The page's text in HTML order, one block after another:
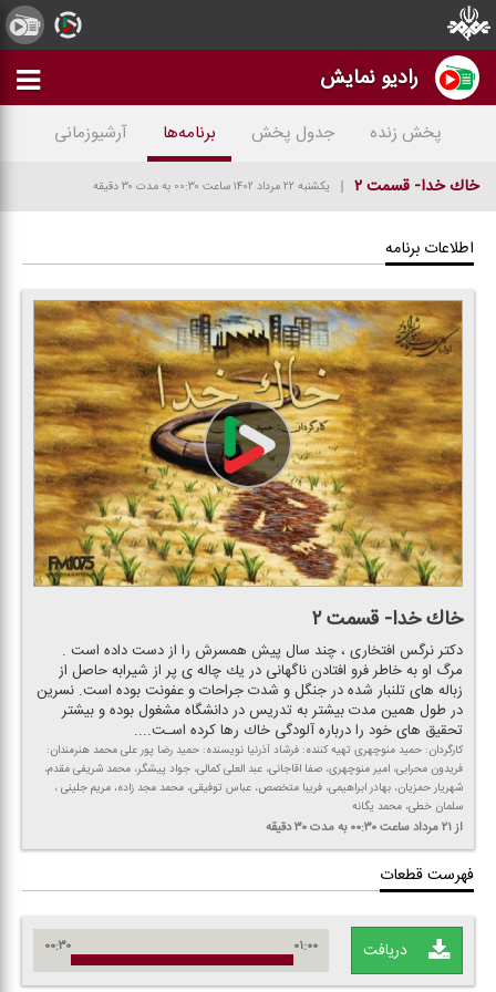
رادیو نمایش
پخش زنده جدول پخش برنامه‌ها
آرشیوزمانی
خاك خدا- قسمت ۲
یکشنبه ۲۲ مرداد ۱۴۰۲ ساعت ۰۰:۳۰ به مدت ۳۰ دقیقه
اطلاعات برنامه
خاك خدا- قسمت ۲
دكتر نرگس افتخاری ، چند سال پیش همسرش را از دست داده است .
مرگ او به خاطر فرو افتادن ناگهانی در یك چاله ی پر از شیرابه حاصل از
زباله های تلنبار شده در جنگل و شدت جراحات و عفونت بوده است. نسرین
در طول همین مدت بیشتر به تدریس در دانشگاه مشغول بوده و بیشتر
تحقیق های خود را درباره آلودگی خاك رها كرده اسـت....
كارگردان: حمید منوچهری تهیه كننده: فرشاد آذرنیا نویسنده: حمید رضا پور علی محمد هنرمندان:
فریدون محرابی، امیر منوچهری، صفا اقاجانی، عبد العلی كمالی، جواد پیشگر، محمد شریفی مقدم،
شهریار حمزیان، بهادر ابراهیمی، فریبا متخصص، عباس توفیقی، محمد مجد زاده، مریم جلینی ،
سلمان خطی، محمد یگانه
از ۲۱ مرداد ساعت ۰۰:۳۰ به مدت ۳۰ دقیقه
فهرست قطعات
دریافت ۰۰:۳۰ ۰۱:۰۰